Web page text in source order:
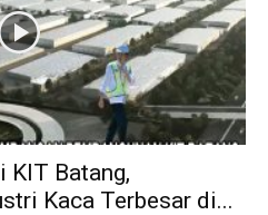
KIT Batang,
Kaca Terbesar di...